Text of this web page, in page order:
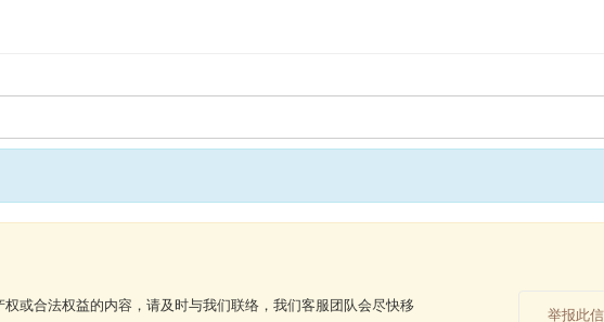
或合法权益的内容，请及时与我们联络，我们客服团队会尽快移
举报此